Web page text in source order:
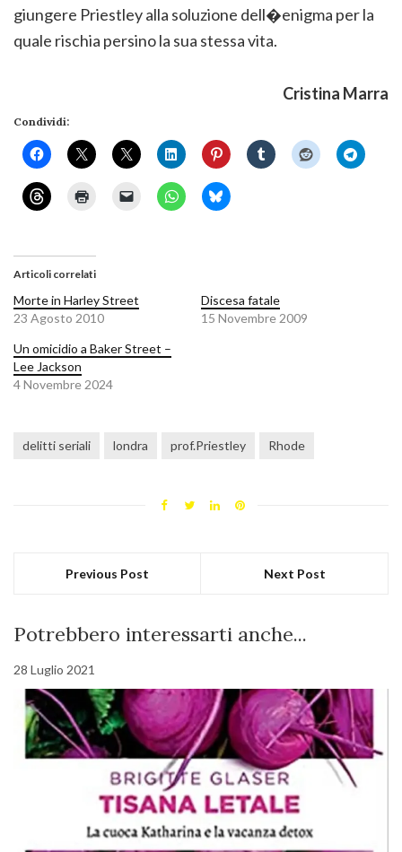
giungere Priestley alla soluzione dell�enigma per la
quale rischia persino la sua stessa vita.
Cristina Marra
Condividi:
Articoli correlati
Morte in Harley Street
23 Agosto 2010
Discesa fatale
15 Novembre 2009
Un omicidio a Baker Street –
Lee Jackson
4 Novembre 2024
delitti seriali londra prof.Priestley Rhode
Previous Post Next Post
Potrebbero interessarti anche...
28 Luglio 2021